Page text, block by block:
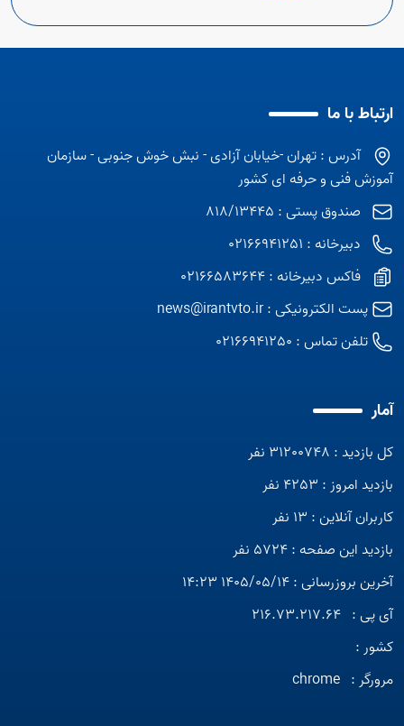
ارتباط با ما
آدرس : تهران -خیابان آزادی - نبش خوش جنوبی - سازمان
آموزش فنی و حرفه ای کشور
صندوق پستی : 818/13445
دبیرخانه : 02166941251
فاکس دبیرخانه : 02166583644
پست الکترونیکی :news@irantvto.ir
تلفن تماس : 02166941250
آمار
کل بازدید : 31200748 نفر
بازدید امروز : 4253 نفر
کاربران آنلاین : 13 نفر
بازدید این صفحه : 5724 نفر
آخرین بروزرسانی : 1405/05/14 14:23
آی پی : 216.73.217.64
کشور :
مرورگر : chrome